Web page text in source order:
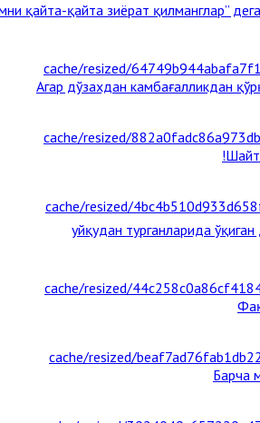
Агар дўзахдан камбағалликдан
Барча